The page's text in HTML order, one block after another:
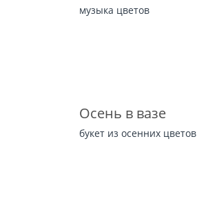
музыка цветов
Осень в вазе
букет из осенних цветов